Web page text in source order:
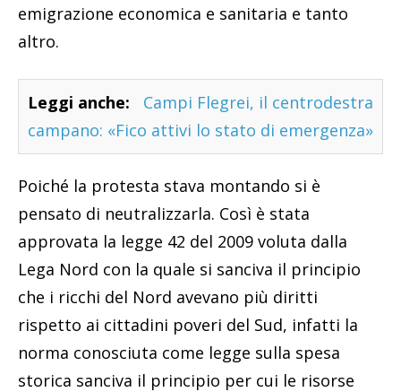
emigrazione economica e sanitaria e tanto
altro.
Leggi anche:
Campi Flegrei, il centrodestra
campano: «Fico attivi lo stato di emergenza»
Poiché la protesta stava montando si è
pensato di neutralizzarla. Così è stata
approvata la legge 42 del 2009 voluta dalla
Lega Nord con la quale si sanciva il principio
che i ricchi del Nord avevano più diritti
rispetto ai cittadini poveri del Sud, infatti la
norma conosciuta come legge sulla spesa
storica sanciva il principio per cui le risorse